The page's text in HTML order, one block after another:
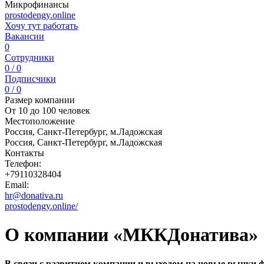
Микрофинансы
prostodengy.online
Хочу тут работать
Вакансии
0
Сотрудники
0 / 0
Подписчики
0 / 0
Размер компании
От 10 до 100 человек
Местоположение
Россия, Санкт-Петербург, м.Ладожская
Россия, Санкт-Петербург, м.Ладожская
Контакты
Телефон:
+79110328404
Email:
hr@donativa.ru
prostodengy.online/
О компании «МККДонатива»